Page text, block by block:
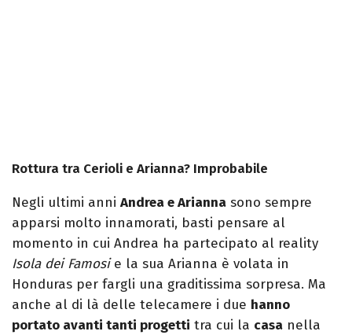
Rottura tra Cerioli e Arianna? Improbabile
Negli ultimi anni Andrea e Arianna sono sempre
apparsi molto innamorati, basti pensare al
momento in cui Andrea ha partecipato al reality
Isola dei Famosie la sua Arianna è volata in
Honduras per fargli una graditissima sorpresa. Ma
anche al di là delle telecamere i due hanno
portato avanti tanti progetti tra cui la casa nella